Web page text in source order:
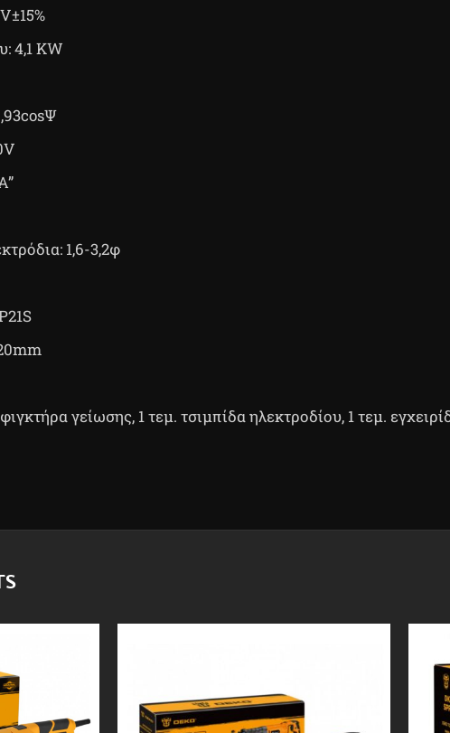
4,1 KW
1,6-3,2φ
γείωσης, 1 τεμ. τσιμπίδα ηλεκτροδίου, 1 τεμ.